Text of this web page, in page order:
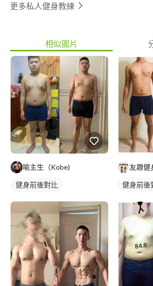
更多私人健身教練
相似圖片
喻主生（Kobe)
健身前後對比
友趣健
健身前後